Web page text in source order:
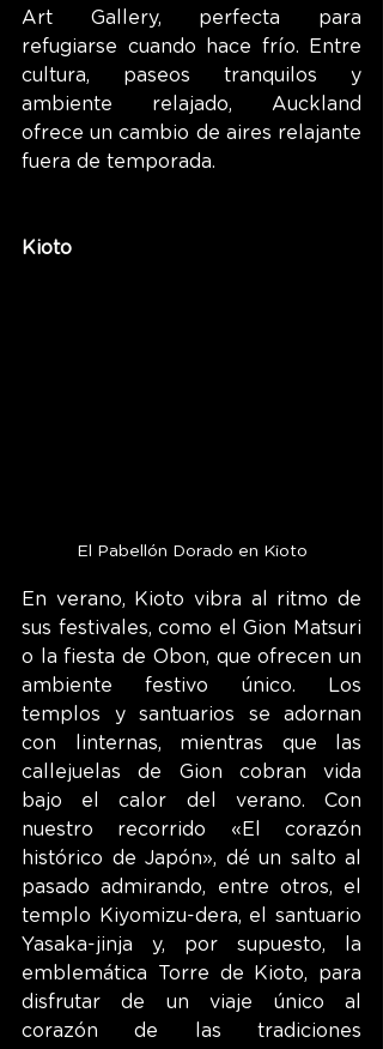
Art Gallery, perfecta para
refugiarse cuando hace frío. Entre
cultura, paseos tranquilos y
ambiente relajado, Auckland
ofrece un cambio de aires relajante
fuera de temporada.
Kioto
El Pabellón Dorado en Kioto
En verano, Kioto vibra al ritmo de
sus festivales, como el Gion Matsuri
o la fiesta de Obon, que ofrecen un
ambiente festivo único. Los
templos y santuarios se adornan
con linternas, mientras que las
callejuelas de Gion cobran vida
bajo el calor del verano. Con
nuestro recorrido «El corazón
histórico de Japón», dé un salto al
pasado admirando, entre otros, el
templo Kiyomizu-dera, el santuario
Yasaka-jinja y, por supuesto, la
emblemática Torre de Kioto, para
disfrutar de un viaje único al
corazón de las tradiciones